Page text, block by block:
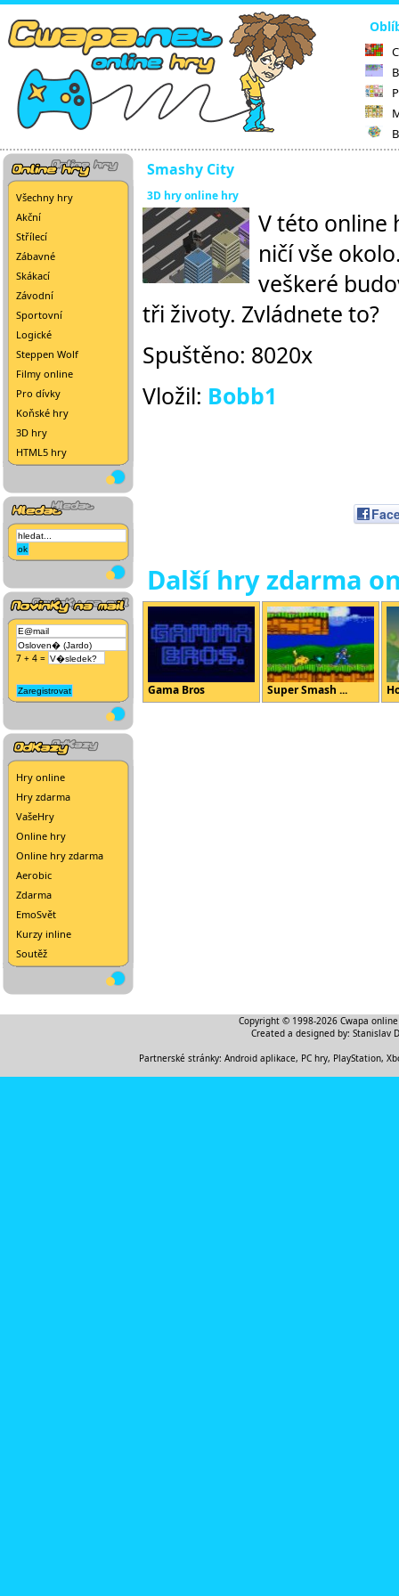
Všechny hry
Akční
Střílecí
Zábavné
Skákací
Závodní
Sportovní
Logické
Steppen Wolf
Filmy online
Pro dívky
Koňské hry
3D hry
HTML5 hry
7 + 4 =
Hry online
Hry zdarma
VašeHry
Online hry
Online hry zdarma
Aerobic
Zdarma
EmoSvět
Kurzy inline
Soutěž
Smashy City
3D hry online hry
V této online
ničí vše
veškeré
tři životy. Zvládnete to?
Spuštěno: 8020x
Vložil: Bobb1
Další hry zdarma
Gama Bros Super Smash ...
Copyright © 1998-2026 Cwapa
Created a designed by: Stanislav
Partnerské stránky: Android aplikace, PC hry, PlayStation,